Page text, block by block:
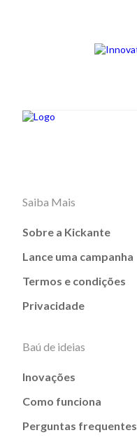
Saiba Mais
Sobre a Kickante
Lance uma campanha
Termos e condições
Privacidade
Baú de ideias
Inovações
Como funciona
Perguntas frequentes